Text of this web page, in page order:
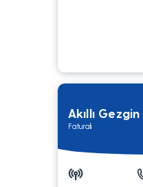
Akıllı
Faturalı